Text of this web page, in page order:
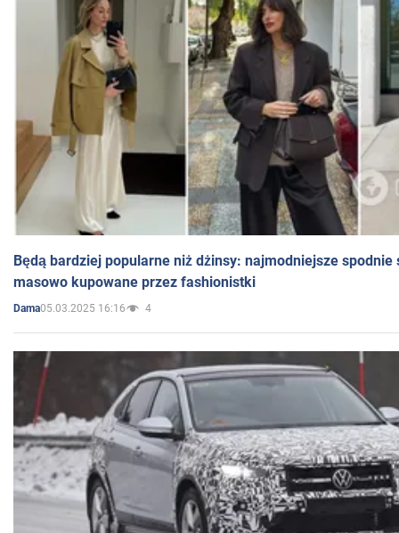
Będą bardziej popularne niż dżinsy: najmodniejsze spodnie
masowo kupowane przez fashionistki
Dama05.03.2025 16:16 4